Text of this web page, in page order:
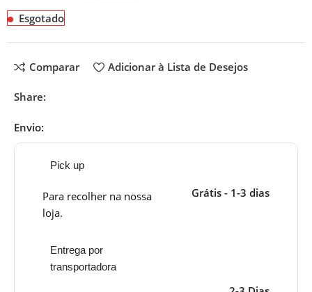
Esgotado
Comparar Adicionar à Lista de Desejos
Share:
Envio:
Pick up
Para recolher na nossa
loja.
Grátis - 1-3 dias
Entrega por
transportadora